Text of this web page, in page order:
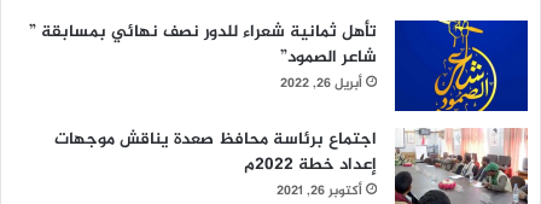
تأهل ثمانية شعراء للدور نصف نهائي بمسابقة ”
شاعر الصمود”
أبريل 26, 2022
اجتماع برئاسة محافظ صعدة يناقش موجهات
إعداد خطة 2022م
أكتوبر 26, 2021